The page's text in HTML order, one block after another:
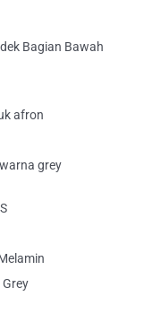
Bagian Bawah
afron
grey